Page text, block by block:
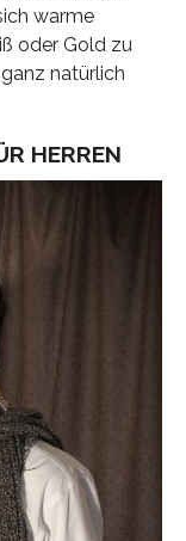
warme
oder Gold zu
natürlich
HERREN